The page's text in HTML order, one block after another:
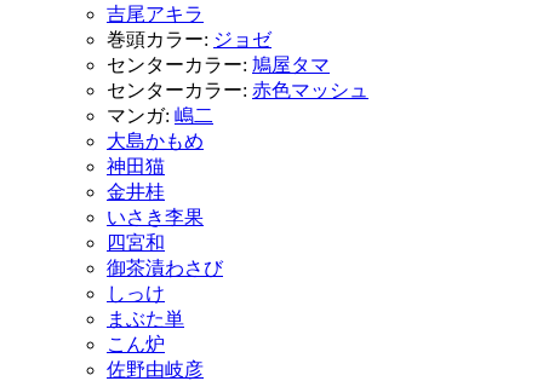
吉尾アキラ
巻頭カラー: ジョゼ
センターカラー: 鳩屋タマ
センターカラー: 赤色マッシュ
マンガ: 嶋二
大島かもめ
神田猫
金井桂
いさき李果
四宮和
御茶漬わさび
しっけ
まぶた単
こん炉
佐野由岐彦